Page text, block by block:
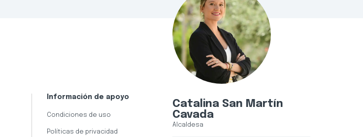
Información de apoyo
Condiciones de uso
Políticas de privacidad
Catalina San Martín
Cavada
Alcaldesa